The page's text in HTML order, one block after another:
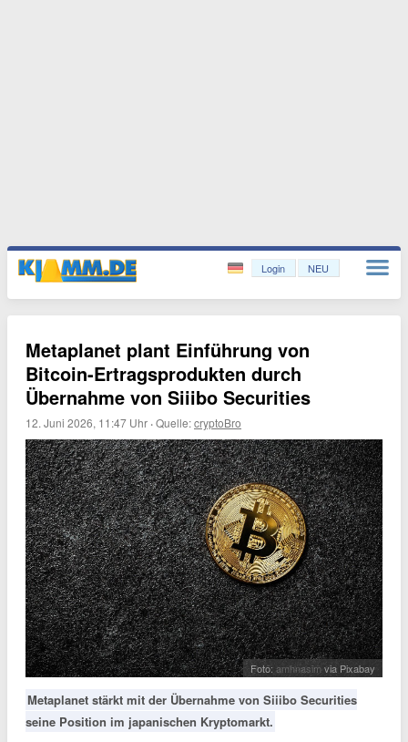
Login NEU
Metaplanet plant Einführung von
Bitcoin-Ertragsprodukten durch
Übernahme von Siiibo Securities
12. Juni 2026, 11:47 Uhr ·Quelle:cryptoBro
Foto: amhnasim via Pixabay
Metaplanet stärkt mit der Übernahme von Siiibo Securities
seine Position im japanischen Kryptomarkt.